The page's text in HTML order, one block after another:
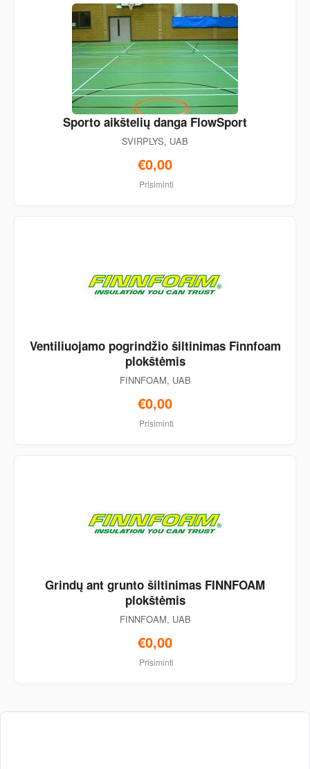
Sporto aikštelių danga FlowSport
SVIRPLYS, UAB
€0,00
Prisiminti
Ventiliuojamo pogrindžio šiltinimas Finnfoam
plokštėmis
FINNFOAM, UAB
€0,00
Prisiminti
Grindų ant grunto šiltinimas FINNFOAM
plokštėmis
FINNFOAM, UAB
€0,00
Prisiminti